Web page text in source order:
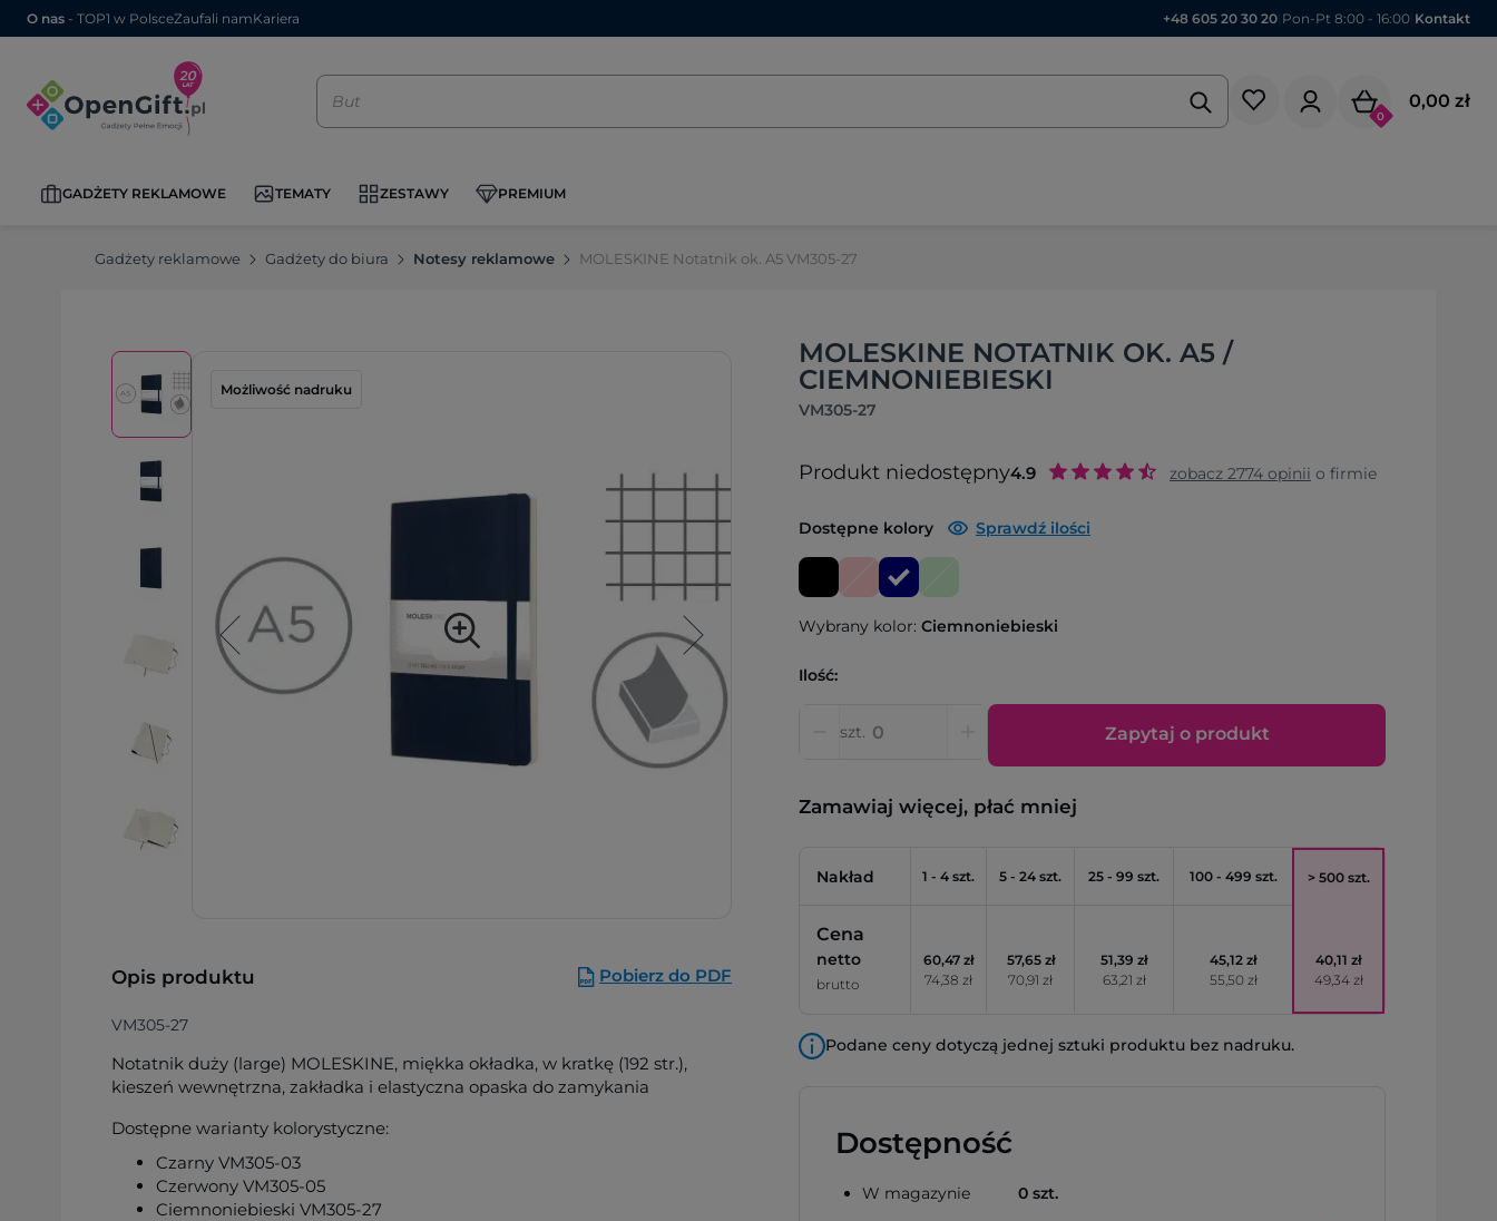
O nas - TOP1 w PolsceZaufali namKariera +48 605 20 30 20 Pon-Pt 8:00 - 16:00 Kontakt
0
0,00 zł
GADŻETY REKLAMOWE TEMATY ZESTAWY PREMIUM
Gadżety reklamowe Gadżety do biura Notesy reklamowe MOLESKINE Notatnik ok. A5 VM305-27
MOLESKINE NOTATNIK OK. A5 /
CIEMNONIEBIESKI
VM305-27
Możliwość nadruku
Opis produktu Pobierz do PDF
VM305-27
Notatnik duży (large) MOLESKINE, miękka okładka, w kratkę (192 str.),
kieszeń wewnętrzna, zakładka i elastyczna opaska do zamykania
Dostępne warianty kolorystyczne:
Czarny VM305-03
Czerwony VM305-05
Ciemnoniebieski VM305-27
Produkt niedostępny4.9 zobacz 2774 opinii o firmie
Dostępne kolory Sprawdź ilości
Wybrany kolor: Ciemnoniebieski
Ilość:
szt. Zapytaj o produkt
Zamawiaj więcej, płać mniej
Nakład 1 - 4 szt. 5 - 24 szt. 25 - 99 szt. 100 - 499 szt. > 500 szt.
Cena
netto
brutto
60,47 zł
74,38 zł
57,65 zł
70,91 zł
51,39 zł
63,21 zł
45,12 zł
55,50 zł
40,11 zł
49,34 zł
Podane ceny dotyczą jednej sztuki produktu bez nadruku.
Dostępność
W magazynie 0 szt.